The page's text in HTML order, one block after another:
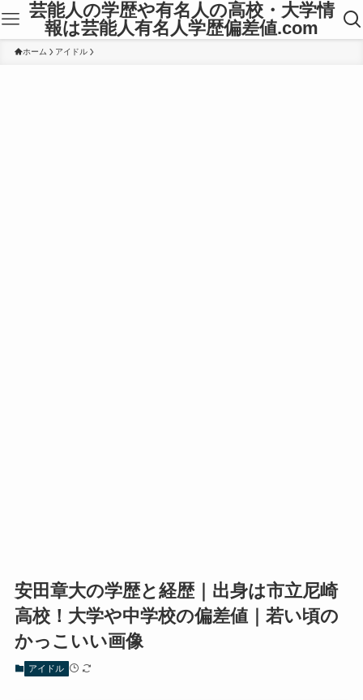
芸能人の学歴や有名人の高校・大学情
報は芸能人有名人学歴偏差値.com
ホーム アイドル
安田章大の学歴と経歴｜出身は市立尼崎
高校！大学や中学校の偏差値｜若い頃の
かっこいい画像
アイドル